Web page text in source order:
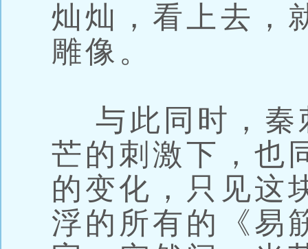
灿灿，看上去，
雕像。
与此同时，秦
芒的刺激下，也
的变化，只见这
浮的所有的《易